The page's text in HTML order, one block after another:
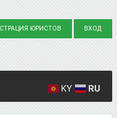
ЮРИСТОВ ВХОД
KY RU